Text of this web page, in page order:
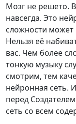
Мозг не решето.
навсегда. Это
сложности может
Нельзя её
вас. Чем более
тонкую музыку
смотрим, тем
нейронная сеть.
перед
сеть со всем